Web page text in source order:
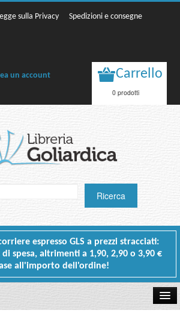
sulla Privacy Spedizioni e consegne
un account Carrello
0 prodotti
espresso GLS a prezzi stracciati:
spesa, altrimenti a 1,90, 2,90 o 3,90 €
all'importo dell'ordine!